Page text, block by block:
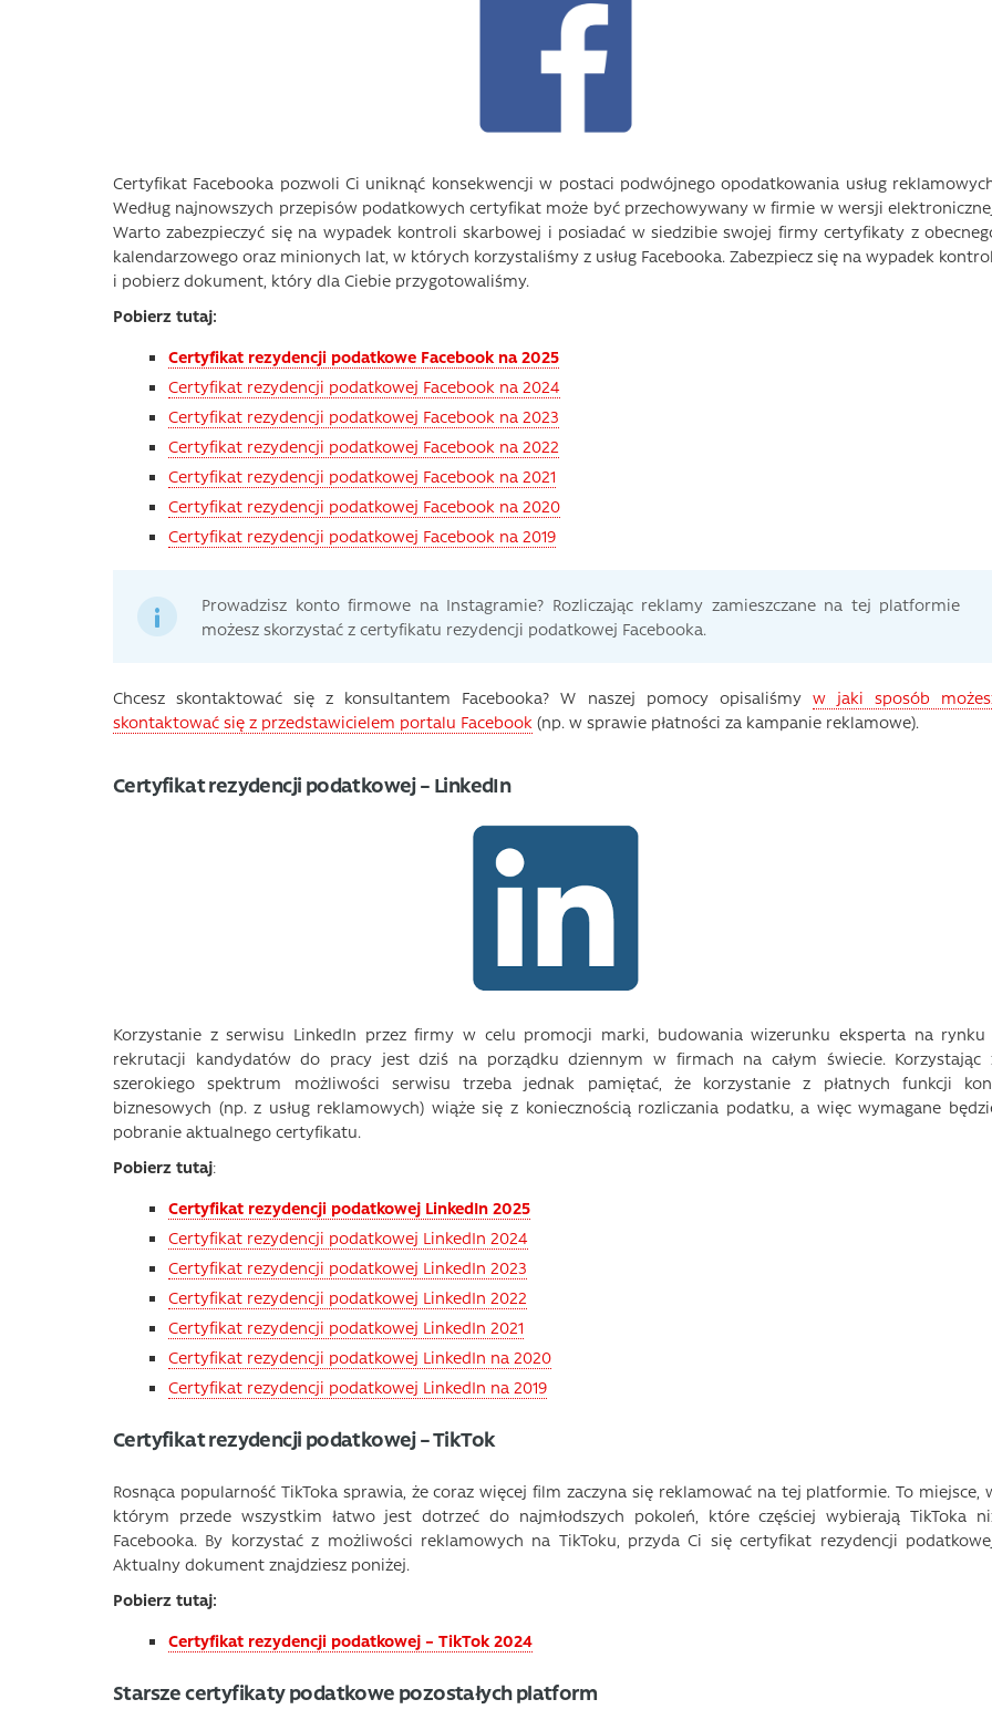
Certyfikat Facebooka pozwoli Ci uniknąć konsekwencji w postaci podwójnego opodatkowania usług
Według najnowszych przepisów podatkowych certyfikat może być przechowywany w firmie w wersji
Warto zabezpieczyć się na wypadek kontroli skarbowej i posiadać w siedzibie swojej firmy certyfikaty z
kalendarzowego oraz minionych lat, w których korzystaliśmy z usług Facebooka. Zabezpiecz się na wypadek
i pobierz dokument, który dla Ciebie przygotowaliśmy.
Pobierz tutaj:
Certyfikat rezydencji podatkowe Facebook na 2025
Certyfikat rezydencji podatkowej Facebook na 2024
Certyfikat rezydencji podatkowej Facebook na 2023
Certyfikat rezydencji podatkowej Facebook na 2022
Certyfikat rezydencji podatkowej Facebook na 2021
Certyfikat rezydencji podatkowej Facebook na 2020
Certyfikat rezydencji podatkowej Facebook na 2019
Prowadzisz konto firmowe na Instagramie? Rozliczając reklamy zamieszczane na tej platformie
możesz skorzystać z certyfikatu rezydencji podatkowej Facebooka.
Chcesz skontaktować się z konsultantem Facebooka? W naszej pomocy opisaliśmy w jaki sposób
skontaktować się z przedstawicielem portalu Facebook (np. w sprawie płatności za kampanie reklamowe).
Certyfikat rezydencji podatkowej – LinkedIn
Korzystanie z serwisu LinkedIn przez firmy w celu promocji marki, budowania wizerunku eksperta na
rekrutacji kandydatów do pracy jest dziś na porządku dziennym w firmach na całym świecie. Korzystając
szerokiego spektrum możliwości serwisu trzeba jednak pamiętać, że korzystanie z płatnych funkcji
biznesowych (np. z usług reklamowych) wiąże się z koniecznością rozliczania podatku, a więc wymagane
pobranie aktualnego certyfikatu.
Pobierz tutaj:
Certyfikat rezydencji podatkowej LinkedIn 2025
Certyfikat rezydencji podatkowej LinkedIn 2024
Certyfikat rezydencji podatkowej LinkedIn 2023
Certyfikat rezydencji podatkowej LinkedIn 2022
Certyfikat rezydencji podatkowej LinkedIn 2021
Certyfikat rezydencji podatkowej LinkedIn na 2020
Certyfikat rezydencji podatkowej LinkedIn na 2019
Certyfikat rezydencji podatkowej – TikTok
Rosnąca popularność TikToka sprawia, że coraz więcej film zaczyna się reklamować na tej platformie. To miejsce,
którym przede wszystkim łatwo jest dotrzeć do najmłodszych pokoleń, które częściej wybierają TikToka
Facebooka. By korzystać z możliwości reklamowych na TikToku, przyda Ci się certyfikat rezydencji
Aktualny dokument znajdziesz poniżej.
Pobierz tutaj:
Certyfikat rezydencji podatkowej – TikTok 2024
Starsze certyfikaty podatkowe pozostałych platform